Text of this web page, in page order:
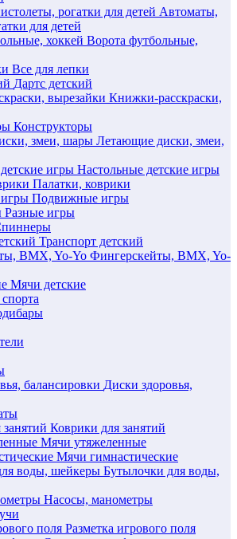
Автоматы,
для детей
Ворота футбольные,
Все для лепки
Дартс детский
Книжки-расскраски,
Конструкторы
Летающие диски, змеи,
Настольные детские игры
Палатки, коврики
Подвижные игры
Разные игры
Транспорт детский
Фингерскейты, BMX, Yo-
Мячи детские
Диски здоровья,
Коврики для занятий
Мячи утяжеленные
Мячи гимнастические
Бутылочки для воды,
Насосы, манометры
Разметка игрового поля